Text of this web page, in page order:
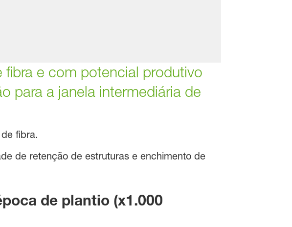
e com potencial produtivo
para a janela intermediária de
fibra.
de retenção de estruturas e enchimento de
de plantio (x1.000